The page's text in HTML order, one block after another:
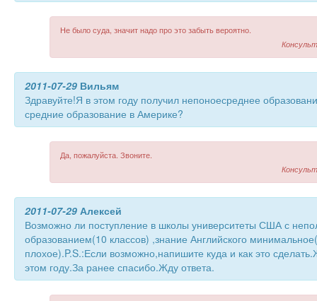
Не было суда, значит надо про это забыть вероятно.
2011-07-29 Вильям
Здравуйте!Я в этом году получил непоноесреднее
средние образование в Америке?
Да, пожалуйста. Звоните.
2011-07-29 Алексей
Возможно ли поступление в школы университеты США с
образованием(10 классов) ,знание Английского
плохое).P.S.:Если возможно,напишите куда и как это
этом году.За ранее спасибо.Жду ответа.